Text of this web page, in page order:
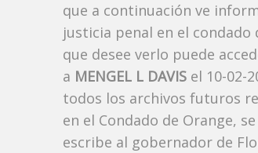
que a continuación ve
justicia penal en el
que desee verlo puede
a MENGEL L DAVIS el 10-02-
todos los archivos futuros
en el Condado de Orange,
escribe al gobernador de